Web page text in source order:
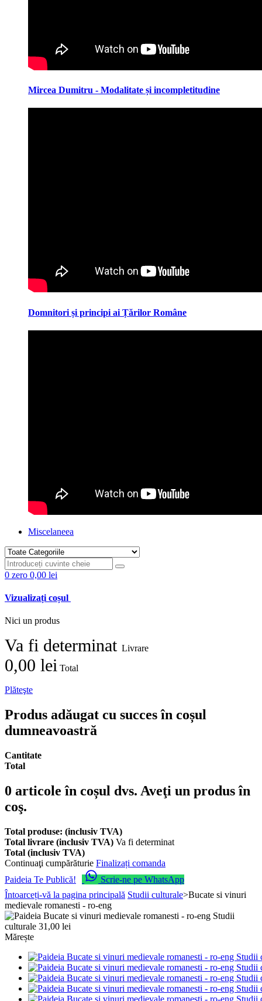
Mircea Dumitru - Modalitate și incompletitudine
Domnitori și principi ai Țărilor Române
Miscelaneea
0 zero 0,00 lei
Vizualizați coșul
Nici un produs
Va fi determinat Livrare
0,00 lei Total
Plăteşte
Produs adăugat cu succes în coșul
dumneavoastră
Cantitate
Total
0 articole în coșul dvs. Aveţi un produs în
coş.
Total produse: (inclusiv TVA)
Total livrare (inclusiv TVA) Va fi determinat
Total (inclusiv TVA)
Continuaţi cumpărăturie Finalizați comanda
Paideia Te Publică!
Scrie-ne pe WhatsApp
Întoarceți-vă la pagina principală Studii culturale>Bucate si vinuri
medievale romanesti - ro-eng
Mărește